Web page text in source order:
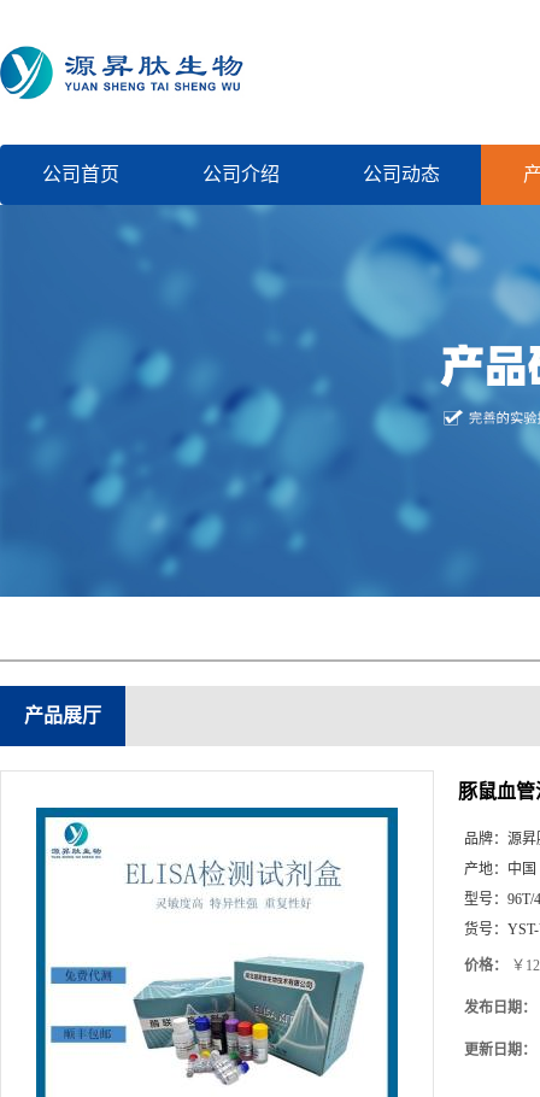
公司首页 公司介绍 公司动态
产品展厅
豚鼠血
品牌： 源昇
产地： 中国
型号： 96T/
货号：
价格： ￥
发布日期：
更新日期：